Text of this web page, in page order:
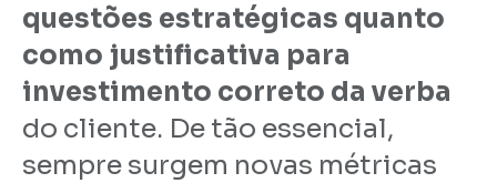
questões estratégicas quanto
como justificativa para
investimento correto da verba
do cliente. De tão essencial,
sempre surgem novas métricas